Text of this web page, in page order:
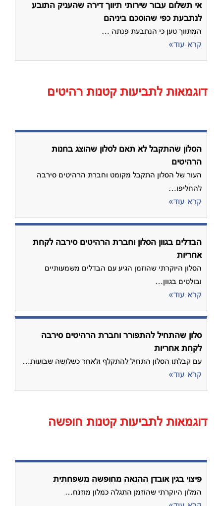
אי תשלום עבור שירותי תיווך דירה שהעניק התובע
לנתבעת כפי שהוסכם ביניהם
המתווך טען כי הנתבעת פנתה …
קרא עוד»
דוגמאות לתביעות קטנות רהיטים
הסלון שהתקבל לא תאם לסלון שהוצג בחנות
הרהיטים
העור של הסלון התקבל מקומט וחברת הרהיטים סירבה
להחליפו…
קרא עוד»
הבדלים בגוון הסלון וחברת הרהיטים סירבה לקחת
אחריות
הסלון היוקרתי שהוזמן הגיע עם הבדלים משמעותיים
ובולטים בגוון…
קרא עוד»
סלון שהתחיל להתפורר וחברת הרהיטים סירבה
לקחת אחריות
עם קבלתו הסלון התחיל להתקלף ולאחר כשלושה שבועות…
קרא עוד»
דוגמאות לתביעות קטנות חופשה
פיצוי בגין אובדן ההנאה מחופשה משפחתית
המלון היוקרתי שהוזמן התגלה כמלון מוזנח…